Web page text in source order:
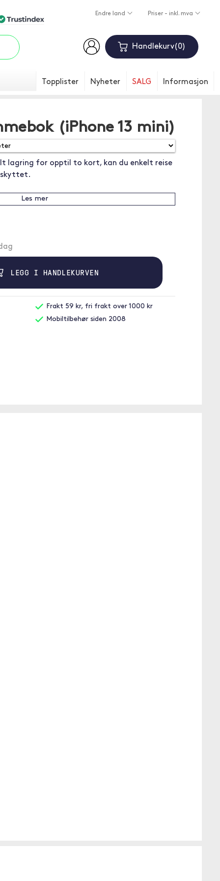
Endre land Priser - inkl. mva
Handlekurv 0
Topplister Nyheter SALG Informasjon
(iPhone 13 mini)
lagring for opptil to kort, kan du enkelt reise
Les mer
LEGG I HANDLEKURVEN
Frakt 59 kr, fri frakt over 1000 kr
Mobiltilbehør siden 2008